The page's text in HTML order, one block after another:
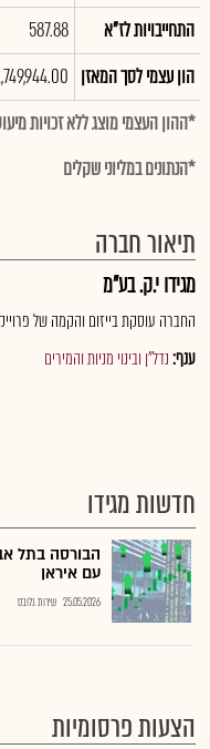
התחייבויות לז"א
587.88
הון עצמי לסך המאזן
*ההון העצמי מוצג ללא זכויות
*הנתונים במליוני שקלים
תיאור חברה
מגידו י.ק. בע"מ
החברה עוסקת בייזום והקמה של
ענף:נדל"ן ובינוי מניות והמירים
חדשות מגידו
הבורסה בתל
עם איראן
25.05.2026 שירות גלובס
הצעות פרסומיות